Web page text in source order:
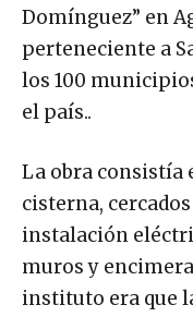
Domínguez” en
perteneciente a
los 100
el país..
La obra consistía
cisterna,
instalación
muros y
instituto era que